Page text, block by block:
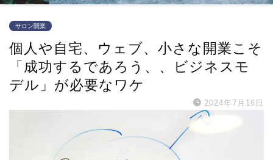
サロン開業
個人や自宅、ウェブ、小さな開業こそ
「成功するであろう、、ビジネスモ
デル」が必要なワケ
2024年7月16日